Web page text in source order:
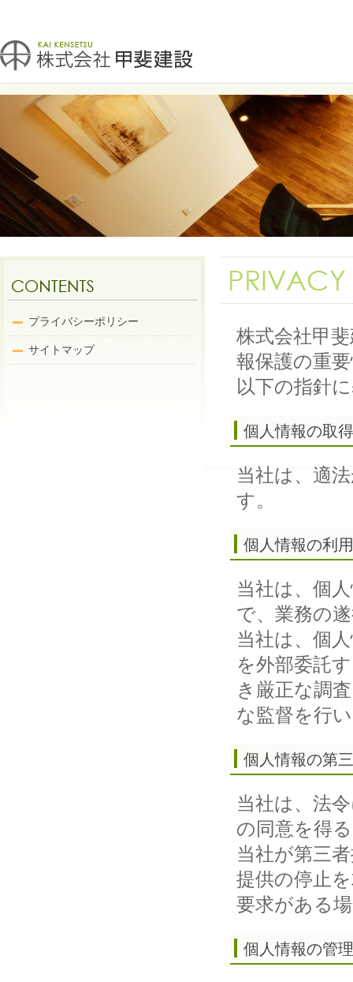
プライバシーポリシー
サイトマップ
株式会社甲
報保護の重
以下の指針
個人情報の取
当社は、適
す。
個人情報の利
当社は、個
で、業務の
当社は、個
を外部委託
き厳正な調
な監督を行
個人情報の第
当社は、法
の同意を得
当社が第三
提供の停止
要求がある
個人情報の管